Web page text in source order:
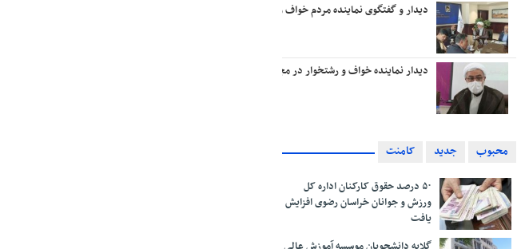
دیدار و گفتگوی نماینده مردم خواف و رشتخوار در مجلس با وزیر راه و شهرسازی
دیدار نماینده خواف و رشتخوار در مجلس با وزیر میراث فرهنگی، گردشگری و صنایع‌دستی￼
محبوب جدید کامنت
۵۰ درصد حقوق کارکنان اداره کل
ورزش و جوانان خراسان رضوی افزایش
یافت